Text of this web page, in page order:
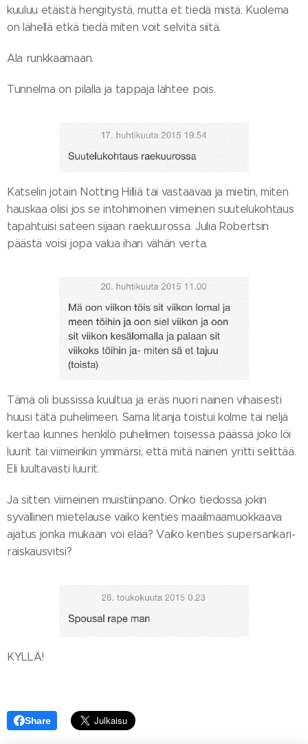
kuuluu etäistä hengitystä, mutta et tiedä mistä. Kuolema
on lähellä etkä tiedä miten voit selvitä siitä.
Ala runkkaamaan.
Tunnelma on pilalla ja tappaja lähtee pois.
Katselin jotain Notting Hilliä tai vastaavaa ja mietin, miten
hauskaa olisi jos se intohimoinen viimeinen suutelukohtaus
tapahtuisi sateen sijaan raekuurossa. Julia Robertsin
päästä voisi jopa valua ihan vähän verta.
Tämä oli bussissa kuultua ja eräs nuori nainen vihaisesti
huusi tätä puhelimeen. Sama litanja toistui kolme tai neljä
kertaa kunnes henkilö puhelimen toisessa päässä joko löi
luurit tai viimeinkin ymmärsi, että mitä nainen yritti selittää.
Eli luultavasti luurit.
Ja sitten viimeinen muistiinpano. Onko tiedossa jokin
syvällinen mietelause vaiko kenties maailmaamuokkaava
ajatus jonka mukaan voi elää? Vaiko kenties supersankari-
raiskausvitsi?
KYLLÄ!
Share